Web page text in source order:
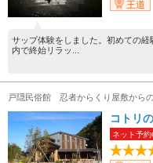
王道
サップ体験をしました。初めての
内で終始リラッ...
戸隠民俗館 忍者からくり屋敷から
コトリ
ネット予約